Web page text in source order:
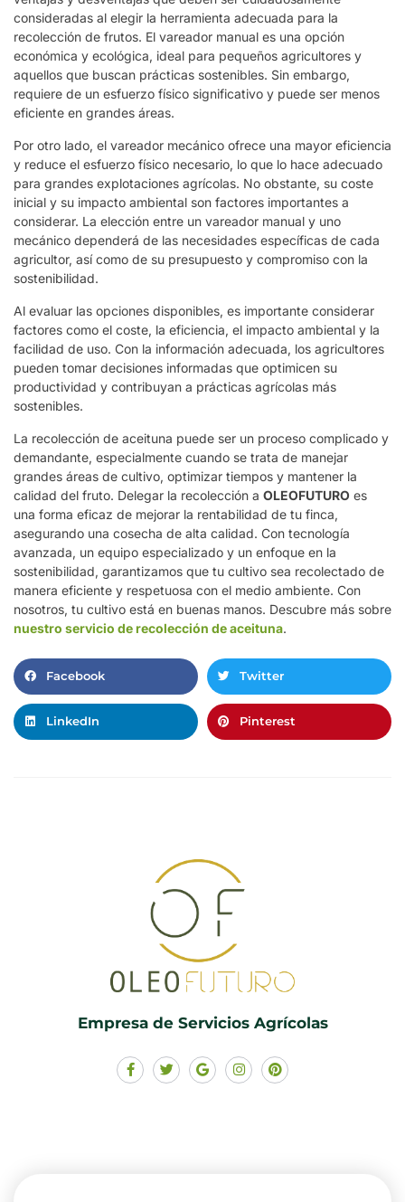
consideradas al elegir la herramienta adecuada para la
recolección de frutos. El vareador manual es una opción
económica y ecológica, ideal para pequeños agricultores y
aquellos que buscan prácticas sostenibles. Sin embargo,
requiere de un esfuerzo físico significativo y puede ser menos
eficiente en grandes áreas.
Por otro lado, el vareador mecánico ofrece una mayor eficiencia
y reduce el esfuerzo físico necesario, lo que lo hace adecuado
para grandes explotaciones agrícolas. No obstante, su coste
inicial y su impacto ambiental son factores importantes a
considerar. La elección entre un vareador manual y uno
mecánico dependerá de las necesidades específicas de cada
agricultor, así como de su presupuesto y compromiso con la
sostenibilidad.
Al evaluar las opciones disponibles, es importante considerar
factores como el coste, la eficiencia, el impacto ambiental y la
facilidad de uso. Con la información adecuada, los agricultores
pueden tomar decisiones informadas que optimicen su
productividad y contribuyan a prácticas agrícolas más
sostenibles.
La recolección de aceituna puede ser un proceso complicado y
demandante, especialmente cuando se trata de manejar
grandes áreas de cultivo, optimizar tiempos y mantener la
calidad del fruto. Delegar la recolección a OLEOFUTURO es
una forma eficaz de mejorar la rentabilidad de tu finca,
asegurando una cosecha de alta calidad. Con tecnología
avanzada, un equipo especializado y un enfoque en la
sostenibilidad, garantizamos que tu cultivo sea recolectado de
manera eficiente y respetuosa con el medio ambiente. Con
nosotros, tu cultivo está en buenas manos. Descubre más sobre
nuestro servicio de recolección de aceituna.
Facebook Twitter
LinkedIn Pinterest
Empresa de Servicios Agrícolas